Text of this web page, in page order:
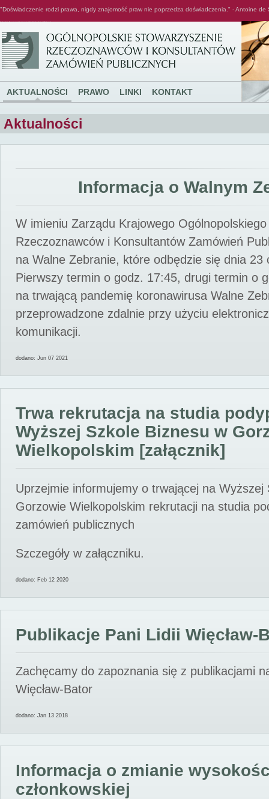
"Doświadczenie rodzi prawa, nigdy znajomość praw nie poprzedza doświadczenia." - Antoine de
AKTUALNOŚCI PRAWO LINKI KONTAKT
Aktualności
Informacja o Walnym
W imieniu Zarządu Krajowego
Rzeczoznawców i Konsultantów Zamówień
na Walne Zebranie, które odbędzie się dnia 23
Pierwszy termin o godz. 17:45, drugi termin o
na trwającą pandemię koronawirusa Walne
przeprowadzone zdalnie przy użyciu
komunikacji.
dodano: Jun 07 2021
Trwa rekrutacja na studia
Wyższej Szkole Biznesu w
Wielkopolskim [załącznik]
Uprzejmie informujemy o trwającej na Wyższej
Gorzowie Wielkopolskim rekrutacji na studia
zamówień publicznych
Szczegóły w załączniku.
dodano: Feb 12 2020
Publikacje Pani Lidii Więcław-
Zachęcamy do zapoznania się z publikacjami
Więcław-Bator
dodano: Jan 13 2018
Informacja o zmianie
członkowskiej